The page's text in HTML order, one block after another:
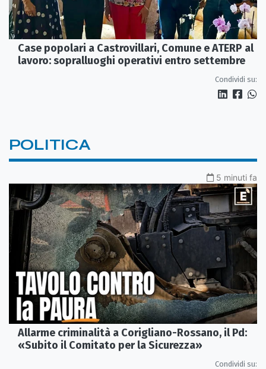
Case popolari a Castrovillari, Comune e ATERP al
lavoro: sopralluoghi operativi entro settembre
Condividi su:
POLITICA
5 minuti fa
Allarme criminalità a Corigliano-Rossano, il Pd:
«Subito il Comitato per la Sicurezza»
Condividi su: